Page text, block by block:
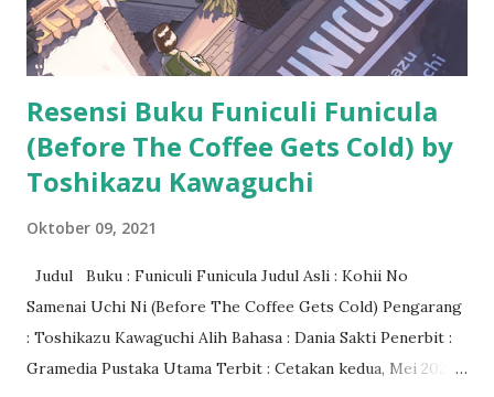
Resensi Buku Funiculi Funicula
(Before The Coffee Gets Cold) by
Toshikazu Kawaguchi
Oktober 09, 2021
Judul Buku : Funiculi Funicula Judul Asli : Kohii No
Samenai Uchi Ni (Before The Coffee Gets Cold) Pengarang
: Toshikazu Kawaguchi Alih Bahasa : Dania Sakti Penerbit :
Gramedia Pustaka Utama Terbit : Cetakan kedua, Mei 2021